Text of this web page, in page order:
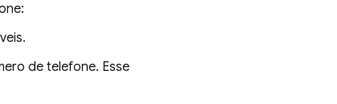
de telefone. Esse